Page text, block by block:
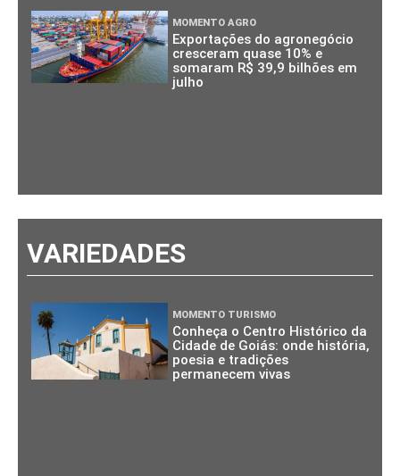
MOMENTO AGRO
Exportações do agronegócio
cresceram quase 10% e
somaram R$ 39,9 bilhões em
julho
VARIEDADES
MOMENTO TURISMO
Conheça o Centro Histórico da
Cidade de Goiás: onde história,
poesia e tradições
permanecem vivas